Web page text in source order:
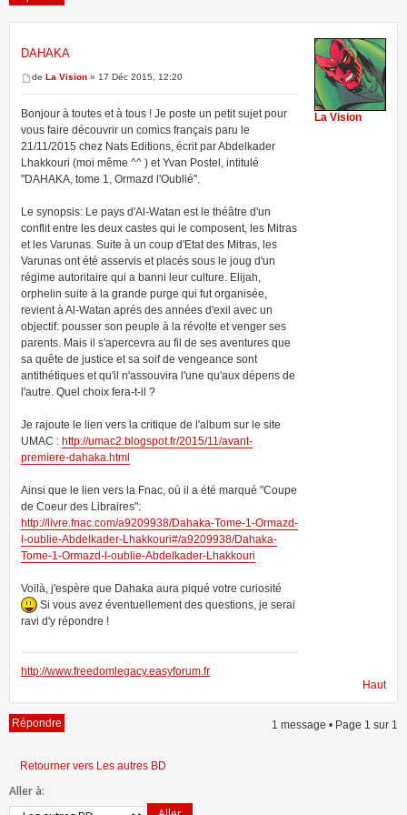
1 message • Page1sur
DAHAKA
de La Vision » 17 Déc 2015, 12:20
Bonjour à toutes et à tous ! Je poste un petit sujet pour
vous faire découvrir un comics français paru le
21/11/2015 chez Nats Editions, écrit par Abdelkader
Lhakkouri (moi même ^^ ) et Yvan Postel, intitulé
"DAHAKA, tome 1, Ormazd l'Oublié".
Le synopsis: Le pays d'Al-Watan est le théâtre d'un
conflit entre les deux castes qui le composent, les Mitras
et les Varunas. Suite à un coup d'Etat des Mitras, les
Varunas ont été asservis et placés sous le joug d'un
régime autoritaire qui a banni leur culture. Elijah,
orphelin suite à la grande purge qui fut organisée,
revient à Al-Watan aprés des années d'exil avec un
objectif: pousser son peuple à la révolte et venger ses
parents. Mais il s'apercevra au fil de ses aventures que
sa quête de justice et sa soif de vengeance sont
antithétiques et qu'il n'assouvira l'une qu'aux dépens de
l'autre. Quel choix fera-t-il ?
Je rajoute le lien vers la critique de l'album sur le site
UMAC : http://umac2.blogspot.fr/2015/11/avant-
premiere-dahaka.html
Ainsi que le lien vers la Fnac, où il a été marqué "Coupe
de Coeur des Libraires":
http://livre.fnac.com/a9209938/Dahaka-Tome-1-Ormazd-
l-oublie-Abdelkader-Lhakkouri#/a9209938/Dahaka-
Tome-1-Ormazd-l-oublie-Abdelkader-Lhakkouri
Voilà, j'espère que Dahaka aura piqué votre curiosité
Si vous avez éventuellement des questions, je serai
ravi d'y répondre !
http://www.freedomlegacy.easyforum.fr
La Vision
Haut
Répondre 1 message • Page 1 sur 1
Retourner vers Les autres BD
Aller à: